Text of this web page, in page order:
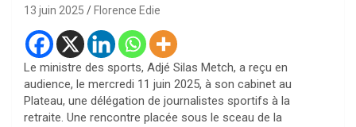
13 juin 2025 Florence Edie
Le ministre des sports, Adjé Silas Metch, a reçu en
audience, le mercredi 11 juin 2025, à son cabinet au
Plateau, une délégation de journalistes sportifs à la
retraite. Une rencontre placée sous le sceau de la